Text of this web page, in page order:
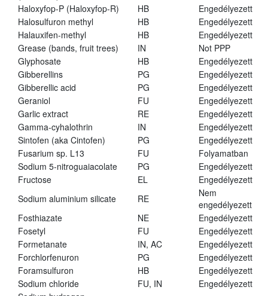
Haloxyfop-P (Haloxyfop-R) HB
Engedélyezett
Halosulfuron methyl
HB
Engedélyezett
Halauxifen-methyl
HB
Engedélyezett
Grease (bands, fruit trees)
IN
Not PPP
Glyphosate
HB
Engedélyezett
Gibberellins
PG
Engedélyezett
Gibberellic acid
PG
Engedélyezett
Geraniol
FU
Engedélyezett
Garlic extract
RE
Engedélyezett
Gamma-cyhalothrin
IN
Engedélyezett
Sintofen (aka Cintofen)
PG
Engedélyezett
Fusarium sp. L13
FU
Folyamatban
Sodium 5-nitroguaiacolate
PG
Engedélyezett
Fructose
EL
Engedélyezett
Sodium aluminium silicate
RE
Nem
engedélyezett
Fosthiazate
NE
Engedélyezett
Fosetyl
FU
Engedélyezett
Formetanate
IN, AC
Engedélyezett
Forchlorfenuron
PG
Engedélyezett
Foramsulfuron
HB
Engedélyezett
Sodium chloride
FU, IN
Engedélyezett